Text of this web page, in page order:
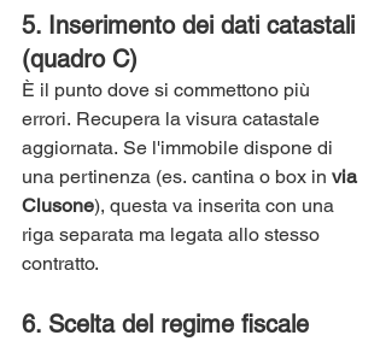
5. Inserimento dei dati catastali
(quadro C)
È il punto dove si commettono più
errori. Recupera la visura catastale
aggiornata. Se l'immobile dispone di
una pertinenza (es. cantina o box in via
Clusone), questa va inserita con una
riga separata ma legata allo stesso
contratto.
6. Scelta del regime fiscale